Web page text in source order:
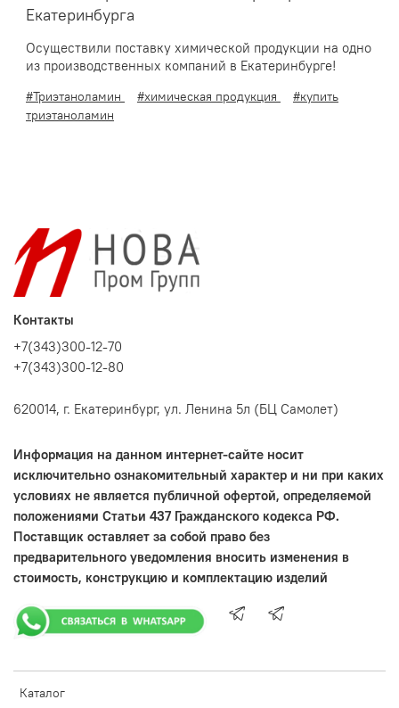
Екатеринбурга
Осуществили поставку химической продукции на одно
из производственных компаний в Екатеринбурге!
#Триэтаноламин #химическая продукция
#купить
триэтаноламин
Каталог
Контакты
+7(343)300-12-70
+7(343)300-12-80
620014, г. Екатеринбург, ул. Ленина 5л (БЦ Самолет)
Информация на данном интернет-сайте носит
исключительно ознакомительный характер и ни при каких
условиях не является публичной офертой, определяемой
положениями Статьи 437 Гражданского кодекса РФ.
Поставщик оставляет за собой право без
предварительного уведомления вносить изменения в
стоимость, конструкцию и комплектацию изделий